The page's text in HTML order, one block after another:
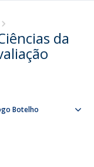
da
Botelho